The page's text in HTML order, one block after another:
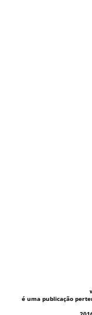
é uma publicação